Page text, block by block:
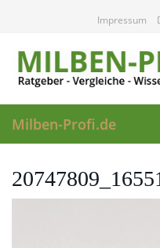
content
Impressum
Milben-Profi.de